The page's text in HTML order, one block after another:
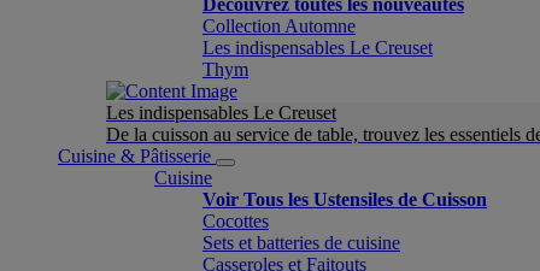
Découvrez toutes les nouveautés
Collection Automne
Les indispensables Le Creuset
Thym
Les indispensables Le Creuset
De la cuisson au service de table, trouvez les essentiels
Cuisine & Pâtisserie
Cuisine
Voir Tous les Ustensiles de Cuisson
Cocottes
Sets et batteries de cuisine
Casseroles et Faitouts